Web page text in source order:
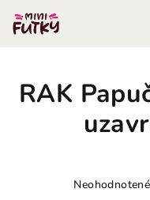
obsah
RAK
Priemerné
Neohodnotené